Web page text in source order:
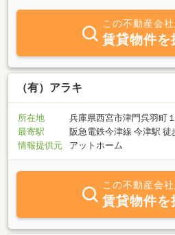
この不動産会
賃貸物件を
（有）アラキ
所在地
兵庫県西宮市津門呉羽町
最寄駅
阪急電鉄今津線 今津駅 徒
情報提供元
アットホーム
この不動産会
賃貸物件を